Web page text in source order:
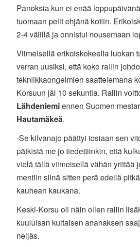
Panoksia kun ei enää
tuomaan pelit ehjänä kotiin.
2-4 välillä ja onnistui nousemaan
Viimeisellä erikoiskokeella luokan
verran uusiksi, että koko rallin
tekniikkaongelmien saattelemana
Korsuun jäi 10 sekuntia. Rallin
Lähdeniemiennen Suomen
Hautamäkeä.
-Se kilvanajo päättyi tosiaan sen
pätkistä me jo tiedettiinkin, että
vielä tällä viimeisellä vähän yrittää
mentiin siinä sitten perä edellä
kauhean kaukana.
Keski-Korsu oli näin ollen rallin
kuuluisan kultaisen ananaksen
neljäs.